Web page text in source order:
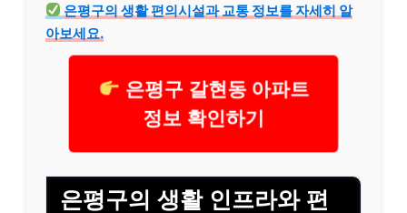
은평구의 생활 편의시설과 교통 정보를 자세히 알
아보세요.
은평구 갈현동 아파트
정보 확인하기
은평구의 생활 인프라와 편